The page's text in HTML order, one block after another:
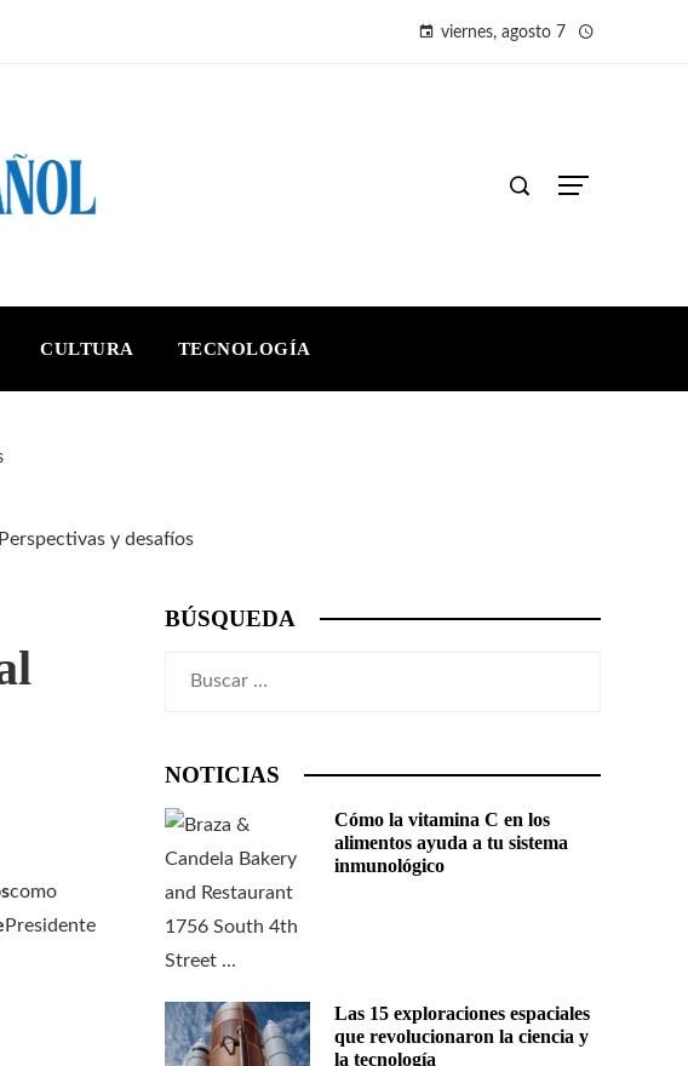
viernes, agosto 7
CULTURA TECNOLOGÍA
como
Presidente
BÚSQUEDA
NOTICIAS
Cómo la vitamina C en los
alimentos ayuda a tu sistema
inmunológico
Las 15 exploraciones espaciales
que revolucionaron la ciencia y
la tecnología